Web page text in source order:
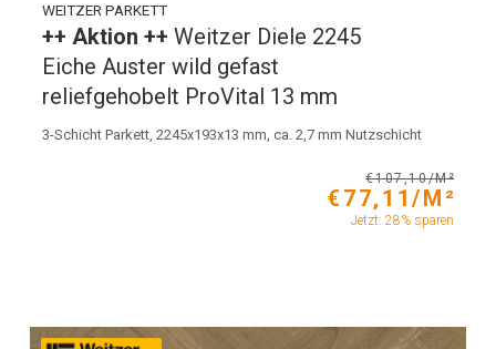
WEITZER PARKETT
++ Aktion ++Weitzer Diele 2245
Eiche Auster wild gefast
reliefgehobelt ProVital 13 mm
3-Schicht Parkett, 2245x193x13 mm, ca. 2,7 mm Nutzschicht
€107,10/M²
€77,11/M²
Jetzt: 28% sparen